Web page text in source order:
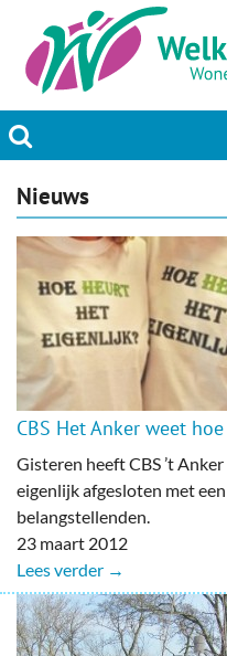
Actueel
Hobby & Vrije tijd
Welzijn & Maatschappij
Bedrijven
Prikbord & Aanbiedingen
Nieuws
CBS Het Anker weet
Gisteren heeft CBS ’t
eigenlijk afgesloten met
belangstellenden.
23 maart 2012
Lees verder →